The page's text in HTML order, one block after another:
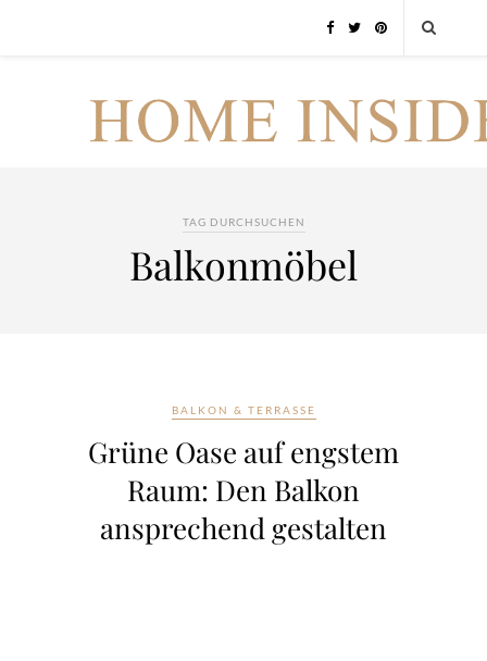
TAG DURCHSUCHEN
Balkonmöbel
BALKON & TERRASSE
Grüne Oase auf engstem
Raum: Den Balkon
ansprechend gestalten